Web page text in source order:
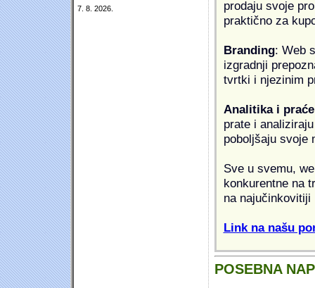
7. 8. 2026.
prodaju svoje
praktično za
Branding: Web
izgradnji
tvrtki i njezinim
Analitika i
prate i
poboljšaju svoje
Sve u svemu,
konkurentne na
na najučinkovitiji
Link na našu
POSEBNA